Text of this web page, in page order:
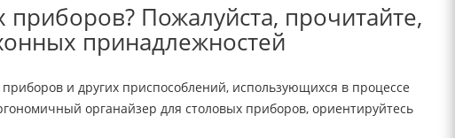
приборов? Пожалуйста, прочитайте,
принадлежностей
и других приспособлений, использующихся в процессе
органайзер для столовых приборов, ориентируйтесь